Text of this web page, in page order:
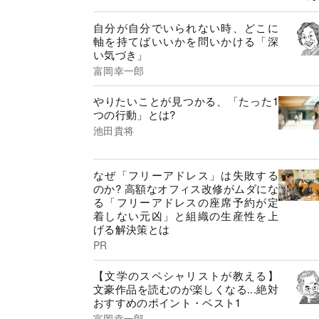
自分が自分でいられない時、どこに
軸を持てばいいかを問いかける「深
い気づき」
富岡幸一郎
やりたいことが見つかる、「たった1
つの行動」とは?
池田貴将
なぜ「フリーアドレス」は失敗する
のか? 高額なオフィス改修がムダにな
る「フリーアドレスの座席予約が定
着しない元凶」と組織の生産性を上
げる解決策とは
PR
【文学のスペシャリストが教える】
文豪作品を読むのが楽しくなる...絶対
おすすめのポイント・ベスト1